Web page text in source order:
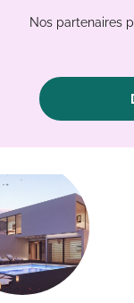
Nos partenaires